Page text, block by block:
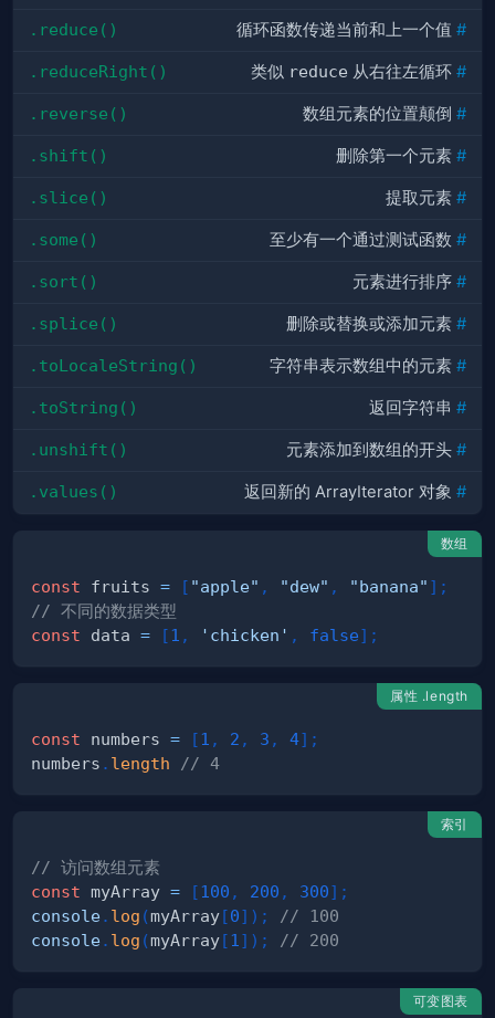
.reduce() 循环函数传递当前和上一个值 #
.reduceRight() 类似 reduce 从右往左循环 #
.reverse() 数组元素的位置颠倒 #
.shift() 删除第一个元素 #
.slice() 提取元素 #
.some() 至少有一个通过测试函数 #
.sort() 元素进行排序 #
.splice() 删除或替换或添加元素 #
.toLocaleString() 字符串表示数组中的元素 #
.toString() 返回字符串 #
.unshift() 元素添加到数组的开头 #
.values() 返回新的 ArrayIterator 对象 #
数组
const fruits = [ "apple" , "dew" , "banana" ] ;
// 不同的数据类型
const data = [1 , 'chicken' , false] ;
属性 .length
const numbers = [1 , 2 , 3 , 4] ;
numbers . length // 4
索引
// 访问数组元素
const myArray = [100 , 200 , 300] ;
console. log (myArray[0] ) ;
// 100
console. log (myArray[1 ] ) ; // 200
可变图表